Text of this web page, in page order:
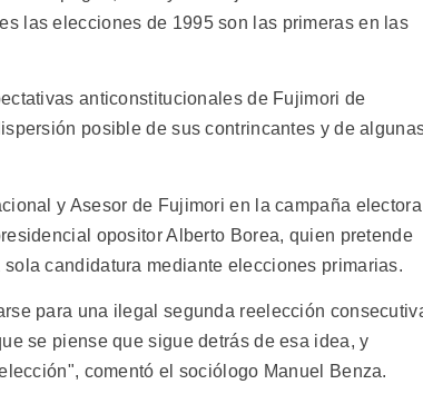
las elecciones de 1995 son las primeras en las
anticonstitucionales de Fujimori de
posible de sus contrincantes y de
y Asesor de Fujimori en la campaña
opositor Alberto Borea, quien pretende
candidatura mediante elecciones primarias.
para una ilegal segunda reelección
se piense que sigue detrás de esa idea, y
comentó el sociólogo Manuel Benza.